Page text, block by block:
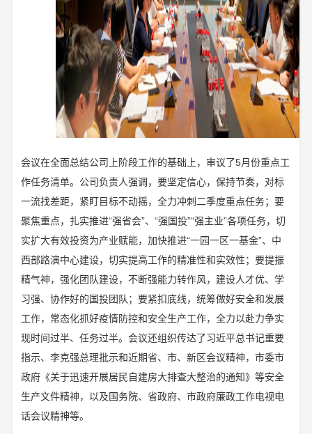
会议在全面总结公司上阶段工作的基础上，审议了5月份重点工
作任务清单。公司负责人强调，要坚定信心，保持节奏，对标
一流找差距，紧盯目标不动摇，全力冲刺二季度重点任务；要
聚焦重点，扎实推进“强省会”、“强国投”“强主业”各项任务，切
实扩大有效投资为产业赋能，加快推进“一园一区一基金”、中
西部路演中心建设，切实提高工作的精准性和实效性；要提振
精气神，强化团队建设，不断强能力转作风，建设人才优、学
习强、协作好的国投团队；要紧扣底线，统筹做好安全和发展
工作，常态化抓好疫情防控和安全生产工作，全力以赴力争实
现时间过半、任务过半。会议还组织传达了习近平总书记重要
指示、李克强总理批示和近期省、市、新区会议精神，市委市
政府《关于迅速开展居民自建房大排查大整治的通知》等安全
生产文件精神，以及国务院、省政府、市政府廉政工作电视电
话会议精神等。